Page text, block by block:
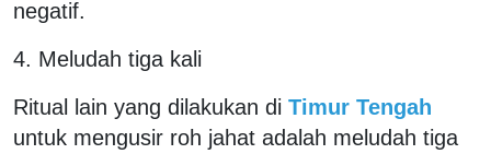
negatif.
4. Meludah tiga kali
Ritual lain yang dilakukan di Timur Tengah
untuk mengusir roh jahat adalah meludah tiga